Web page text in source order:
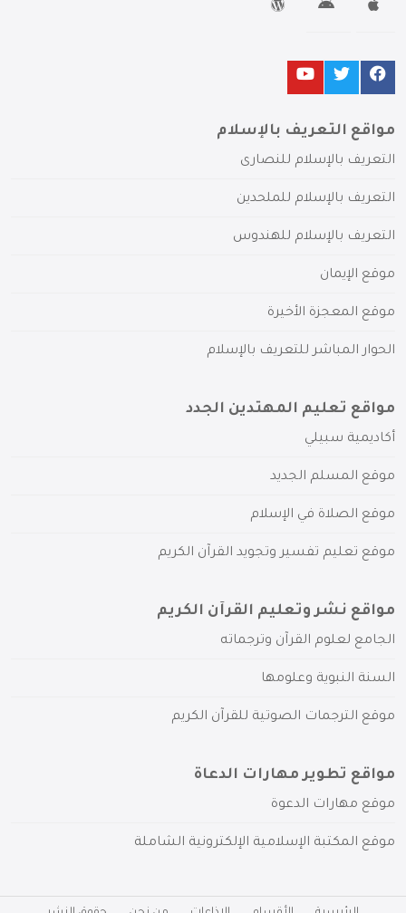
مواقع التعريف بالإسلام
التعريف بالإسلام للنصارى
التعريف بالإسلام للملحدين
التعريف بالإسلام للهندوس
موقع الإيمان
موقع المعجزة الأخيرة
الحوار المباشر للتعريف بالإسلام
مواقع تعليم المهتدين الجدد
أكاديمية سبيلي
موقع المسلم الجديد
موقع الصلاة في الإسلام
موقع تعليم تفسير وتجويد القرآن الكريم
مواقع نشر وتعليم القرآن الكريم
الجامع لعلوم القرآن وترجماته
السنة النبوية وعلومها
موقع الترجمات الصوتية للقرآن الكريم
مواقع تطوير مهارات الدعاة
موقع مهارات الدعوة
موقع المكتبة الإسلامية الإلكترونية الشاملة